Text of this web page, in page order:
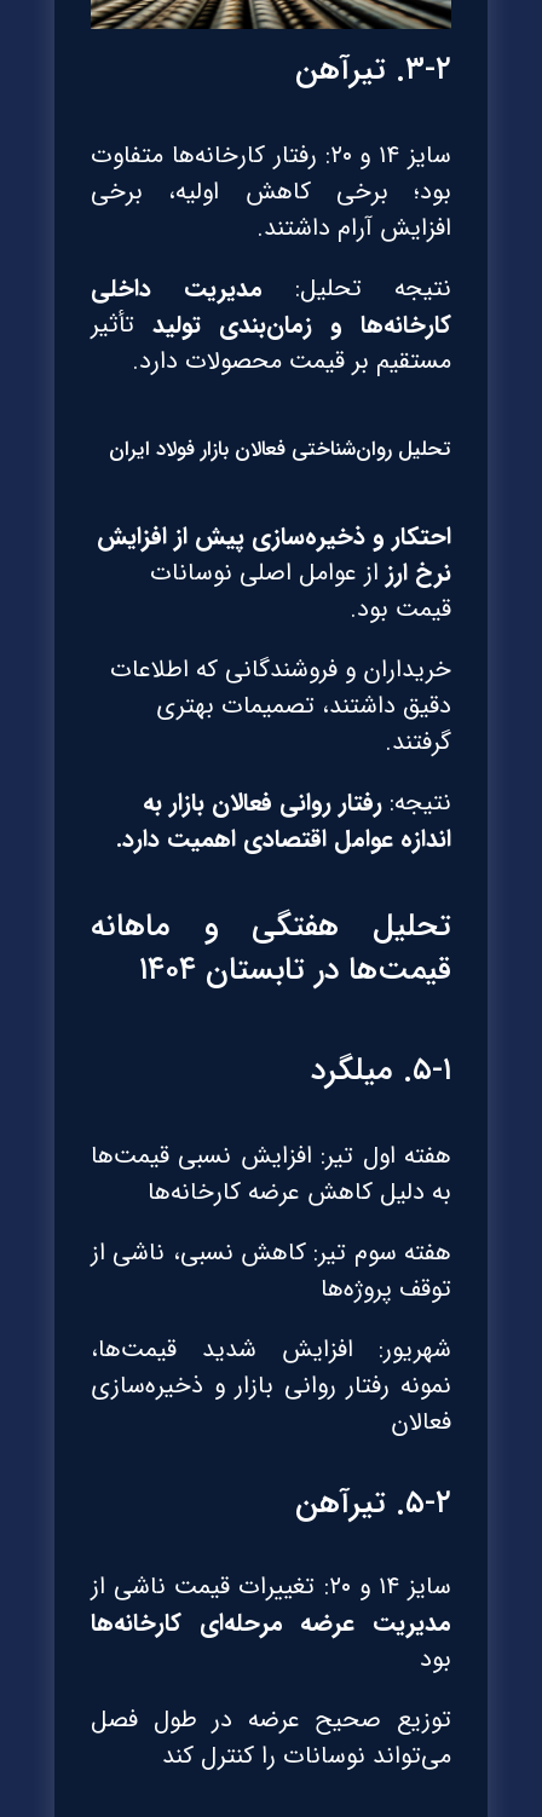
۳-۲. تیرآهن
سایز ۱۴ و ۲۰: رفتار کارخانه‌ها متفاوت
بود؛ برخی کاهش اولیه، برخی
افزایش آرام داشتند.
نتیجه تحلیل: مدیریت داخلی
کارخانه‌ها و زمان‌بندی تولید تأثیر
مستقیم بر قیمت محصولات دارد.
تحلیل روان‌شناختی فعالان بازار فولاد ایران
احتکار و ذخیره‌سازی پیش از افزایش
نرخ ارز از عوامل اصلی نوسانات
قیمت بود.
خریداران و فروشندگانی که اطلاعات
دقیق داشتند، تصمیمات بهتری
گرفتند.
نتیجه: رفتار روانی فعالان بازار به
اندازه عوامل اقتصادی اهمیت دارد.
تحلیل هفتگی و ماهانه
قیمت‌ها در تابستان ۱۴۰۴
۵-۱. میلگرد
هفته اول تیر: افزایش نسبی قیمت‌ها
به دلیل کاهش عرضه کارخانه‌ها
هفته سوم تیر: کاهش نسبی، ناشی از
توقف پروژه‌ها
شهریور: افزایش شدید قیمت‌ها،
نمونه رفتار روانی بازار و ذخیره‌سازی
فعالان
۵-۲. تیرآهن
سایز ۱۴ و ۲۰: تغییرات قیمت ناشی از
مدیریت عرضه مرحله‌ای کارخانه‌ها
بود
توزیع صحیح عرضه در طول فصل
می‌تواند نوسانات را کنترل کند